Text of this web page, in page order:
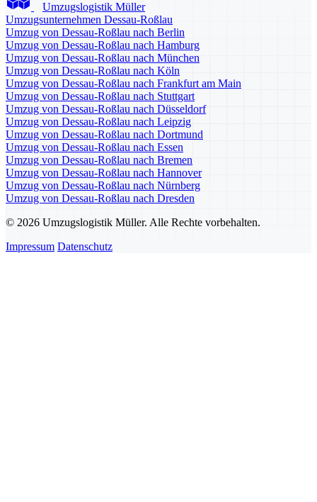
Umzugslogistik Müller
Umzugsunternehmen Dessau-Roßlau
Umzug von Dessau-Roßlau nach Berlin
Umzug von Dessau-Roßlau nach Hamburg
Umzug von Dessau-Roßlau nach München
Umzug von Dessau-Roßlau nach Köln
Umzug von Dessau-Roßlau nach Frankfurt am Main
Umzug von Dessau-Roßlau nach Stuttgart
Umzug von Dessau-Roßlau nach Düsseldorf
Umzug von Dessau-Roßlau nach Leipzig
Umzug von Dessau-Roßlau nach Dortmund
Umzug von Dessau-Roßlau nach Essen
Umzug von Dessau-Roßlau nach Bremen
Umzug von Dessau-Roßlau nach Hannover
Umzug von Dessau-Roßlau nach Nürnberg
Umzug von Dessau-Roßlau nach Dresden
© 2026 Umzugslogistik Müller. Alle Rechte vorbehalten.
Impressum Datenschutz